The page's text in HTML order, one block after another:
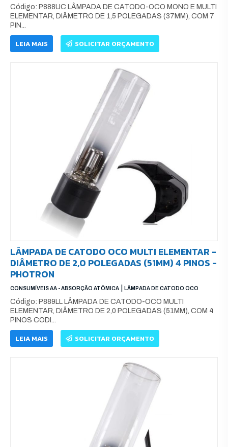
Código: P888UC LÂMPADA DE CATODO-OCO MONO E MULTI
ELEMENTAR, DIÂMETRO DE 1,5 POLEGADAS (37MM), COM 7
PIN...
LEIA MAIS SOLICITAR ORÇAMENTO
LÂMPADA DE CATODO OCO MULTI ELEMENTAR -
DIÂMETRO DE 2,0 POLEGADAS (51MM) 4 PINOS -
PHOTRON
CONSUMÍVEIS AA - ABSORÇÃO ATÔMICA LÂMPADA DE CATODO OCO
Código: P889LL LÂMPADA DE CATODO-OCO MULTI
ELEMENTAR, DIÂMETRO DE 2,0 POLEGADAS (51MM), COM 4
PINOS CODI...
LEIA MAIS SOLICITAR ORÇAMENTO